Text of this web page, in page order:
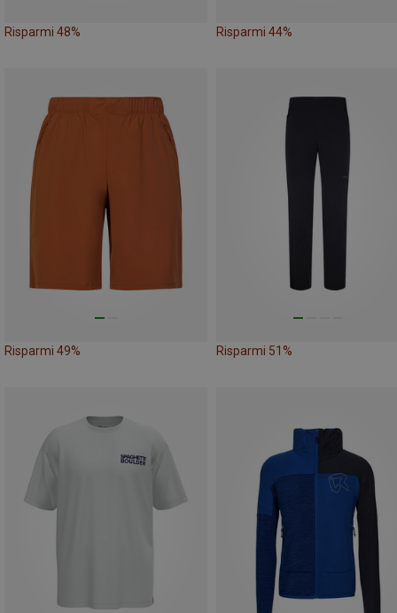
Risparmi 48% Risparmi 44%
Risparmi 49% Risparmi 51%